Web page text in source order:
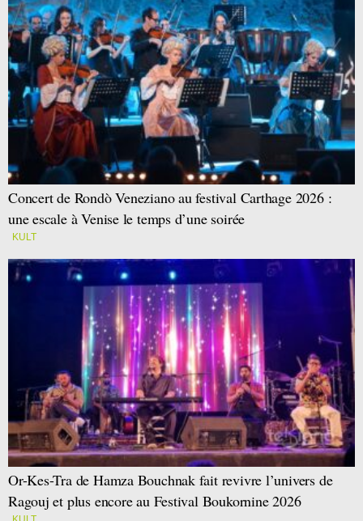
Concert de Rondò Veneziano au festival Carthage 2026 :
une escale à Venise le temps d’une soirée
KULT
Or-Kes-Tra de Hamza Bouchnak fait revivre l’univers de
Ragouj et plus encore au Festival Boukornine 2026